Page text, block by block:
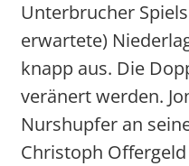
Unterbrucher
erwartete)
knapp aus. Die
veränert werden.
Nurshupfer an
Christoph